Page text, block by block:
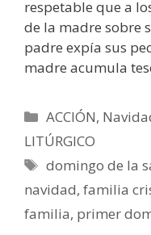
respetable que a
de la madre sobre
padre expía sus
madre acumula
Categorías
ACCIÓN,
LITÚRGICO
Etiquetas
domingo de la
navidad, familia
familia, primer